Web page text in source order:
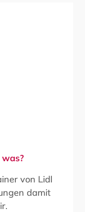
von Lidl
damit